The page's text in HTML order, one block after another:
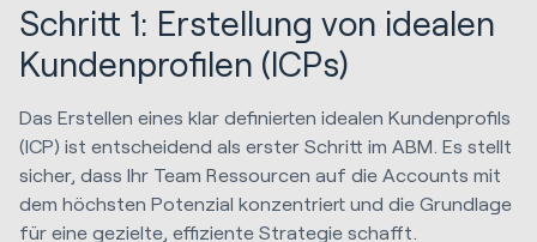
Schritt 1: Erstellung von idealen
Kundenprofilen (ICPs)
Das Erstellen eines klar definierten idealen Kundenprofils
(ICP) ist entscheidend als erster Schritt im ABM. Es stellt
sicher, dass Ihr Team Ressourcen auf die Accounts mit
dem höchsten Potenzial konzentriert und die Grundlage
für eine gezielte, effiziente Strategie schafft.